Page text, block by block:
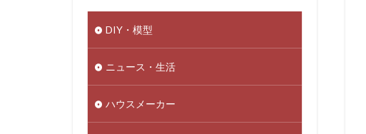
DIY・模型
ニュース・生活
ハウスメーカー